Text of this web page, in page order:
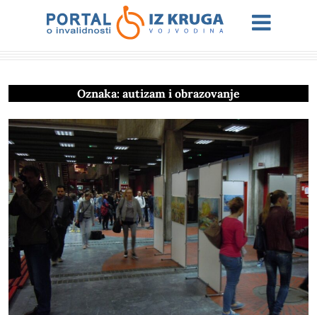
Oznaka: autizam i obrazovanje